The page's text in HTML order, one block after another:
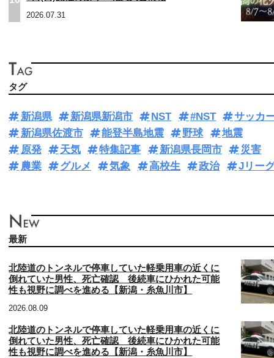
2026.07.31
タグ
新潟県 新潟県新潟市 NST #NST
サッカ
新潟県佐渡市
能登半島地震 野球
地震
原発
天気 特集記事 新潟県長岡市
災害
農業
グルメ 気象 高校生 政治 Jリー
最新
北陸道のトンネルで停車していた軽乗用車の近くに
倒れていた男性、死亡確認 後続車にひかれた可能
性も視野に調べを進める【新潟・糸魚川市】
2026.08.09
北陸道のトンネルで停車していた軽乗用車の近くに
倒れていた男性、死亡確認 後続車にひかれた可能
性も視野に調べを進める【新潟・糸魚川市】